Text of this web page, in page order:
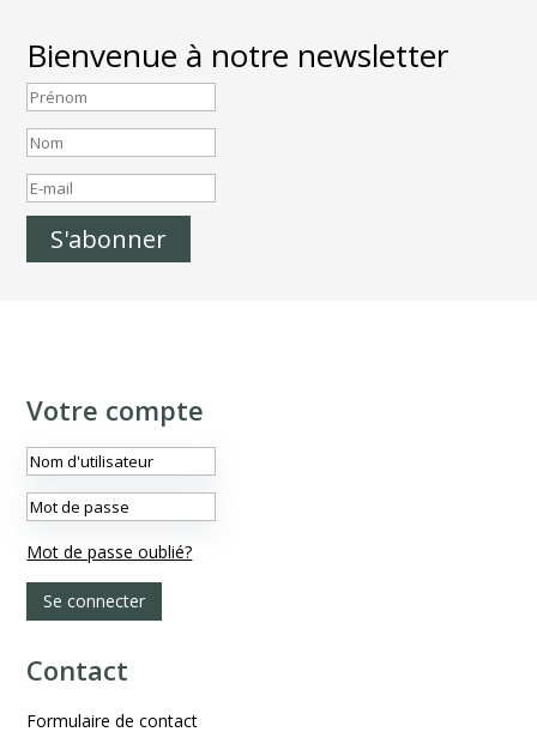
Bienvenue à notre newsletter
S'abonner
Votre compte
Mot de passe oublié?
Se connecter
Contact
Formulaire de contact